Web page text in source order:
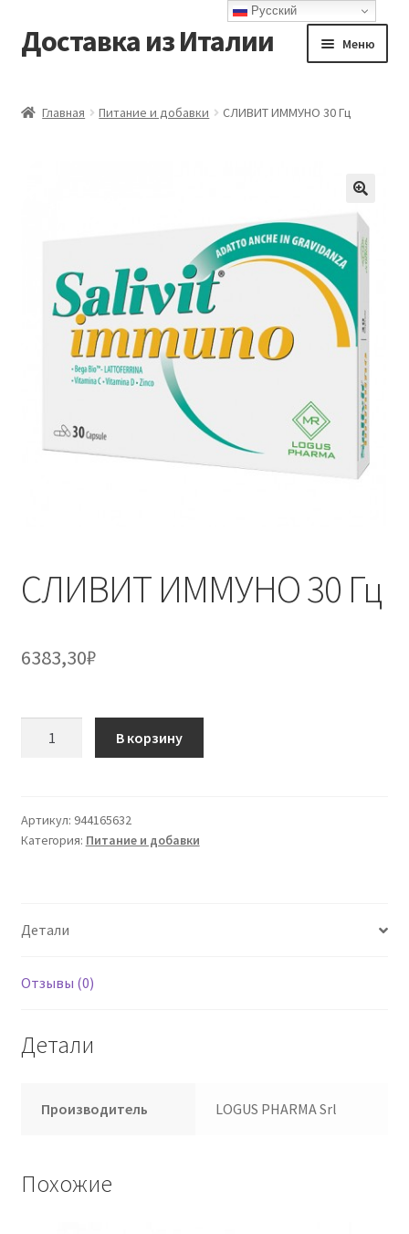
Перейти
к
Перейти
к
Доставка из Италии Меню
Мой аккаунт
Оформление заказа
Главная Питание и добавки СЛИВИТ ИММУНО 30 Гц
СЛИВИТ ИММУНО 30 Гц
6383,30₽
30
Гц
В корзину
Артикул: 944165632
Категория: Питание и добавки
Детали
Отзывы (0)
Детали
Производитель LOGUS PHARMA Srl
Похожие
Русский